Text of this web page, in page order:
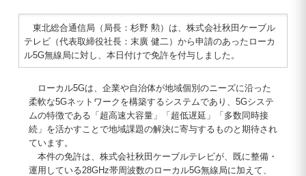
東北総合通信局（局長：杉野 勲）は、株式会社秋田ケーブル
テレビ（代表取締役社長：末廣 健二）から申請のあったローカ
ル5G無線局に対し、本日付けで免許を付与しました。
ローカル5Gは、企業や自治体が地域個別のニーズに沿った
柔軟な5Gネットワークを構築するシステムであり、5Gシステ
ムの特徴である「超高速大容量」「超低遅延」「多数同時接
続」を活かすことで地域課題の解決に寄与するものと期待され
ています。
本件の免許は、株式会社秋田ケーブルテレビが、既に整備・
運用している28GHz帯周波数のローカル5G無線局に加えて、